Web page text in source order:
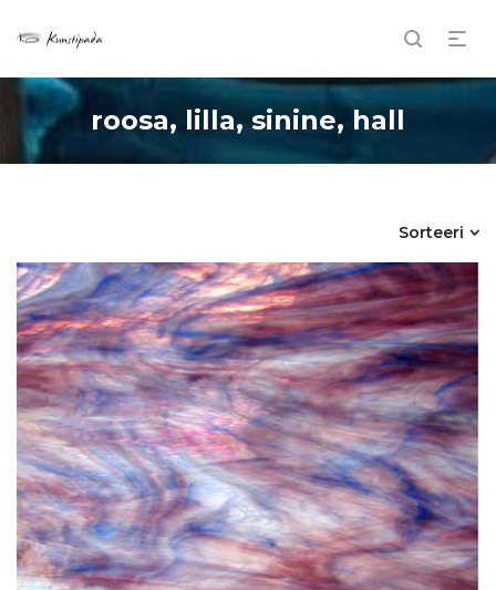
roosa, lilla, sinine, hall
Sorteeri